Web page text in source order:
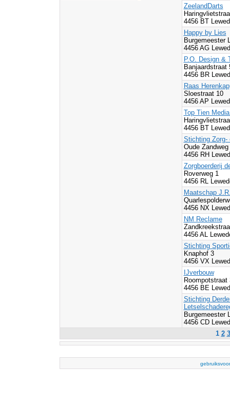
ZeelandDarts
4456 BT
Happy by Lies
Burgemeester
4456 AG
P.O. Design &
Banjaardstraat
4456 BR
Raas
Sloestraat 10
4456 AP
Top Tien
4456 BT
Stichting Zorg-
Oude Zandweg
4456 RH
Zorgboerderij
Roverweg 1
4456 RL
Maatschap
4456 NX
NM Reclame
4456 AL
Stichting
Knaphof 3
4456 VX
IJverbouw
4456 BE
Stichting
Burgemeester
4456 CD
1 2 3